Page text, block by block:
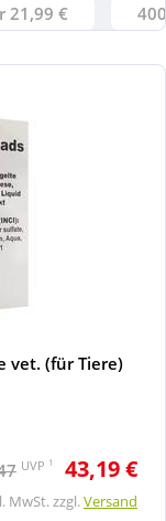
21,99 €
vet. (für Tiere)
UVP 1 43,19 €
MwSt. zzgl.Versand